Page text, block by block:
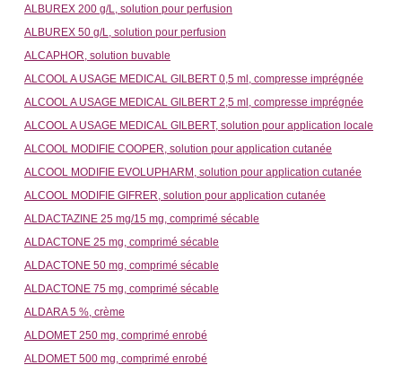
ALBUREX 200 g/L, solution pour perfusion
ALBUREX 50 g/L, solution pour perfusion
ALCAPHOR, solution buvable
ALCOOL A USAGE MEDICAL GILBERT 0,5 ml, compresse imprégnée
ALCOOL A USAGE MEDICAL GILBERT 2,5 ml, compresse imprégnée
ALCOOL A USAGE MEDICAL GILBERT, solution pour application locale
ALCOOL MODIFIE COOPER, solution pour application cutanée
ALCOOL MODIFIE EVOLUPHARM, solution pour application cutanée
ALCOOL MODIFIE GIFRER, solution pour application cutanée
ALDACTAZINE 25 mg/15 mg, comprimé sécable
ALDACTONE 25 mg, comprimé sécable
ALDACTONE 50 mg, comprimé sécable
ALDACTONE 75 mg, comprimé sécable
ALDARA 5 %, crème
ALDOMET 250 mg, comprimé enrobé
ALDOMET 500 mg, comprimé enrobé